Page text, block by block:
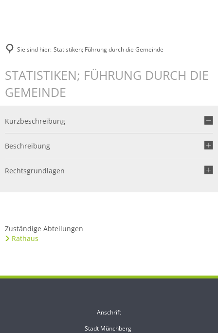
Sie sind hier: Statistiken; Führung durch die Gemeinde
STATISTIKEN; FÜHRUNG DURCH DIE
GEMEINDE
Kurzbeschreibung
Beschreibung
Rechtsgrundlagen
Zuständige Abteilungen
Rathaus
Anschrift
Stadt Münchberg